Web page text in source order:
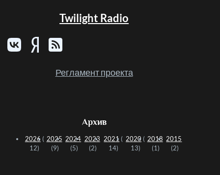
Twilight Radio
Регламент проекта
Архив
2026 (
12)
2025
(9)
2024
(5)
2023
(2)
2021 (
14)
2020 (
13)
2018
(1)
2015
(2)